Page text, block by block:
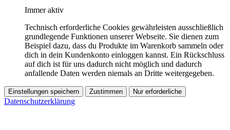
Immer aktiv
Technisch erforderliche Cookies gewährleisten ausschließlich
grundlegende Funktionen unserer Webseite. Sie dienen zum
Beispiel dazu, dass du Produkte im Warenkorb sammeln oder
dich in dein Kundenkonto einloggen kannst. Ein Rückschluss
auf dich ist für uns dadurch nicht möglich und dadurch
anfallende Daten werden niemals an Dritte weitergegeben.
Einstellungen speichern Zustimmen Nur erforderliche
Datenschutzerklärung